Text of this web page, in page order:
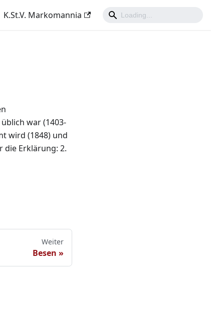
K.St.V. Markomannia
war (1403-
wird (1848) und
die Erklärung: 2.
Weiter
Besen